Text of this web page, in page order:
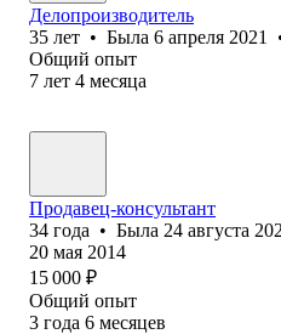
Делопроизводитель
35 лет • Была 6 апреля 2021
Общий опыт
7 лет 4 месяца
Продавец-консультант
34 года • Была 24 августа
20 мая 2014
15 000 ₽
Общий опыт
3 года 6 месяцев